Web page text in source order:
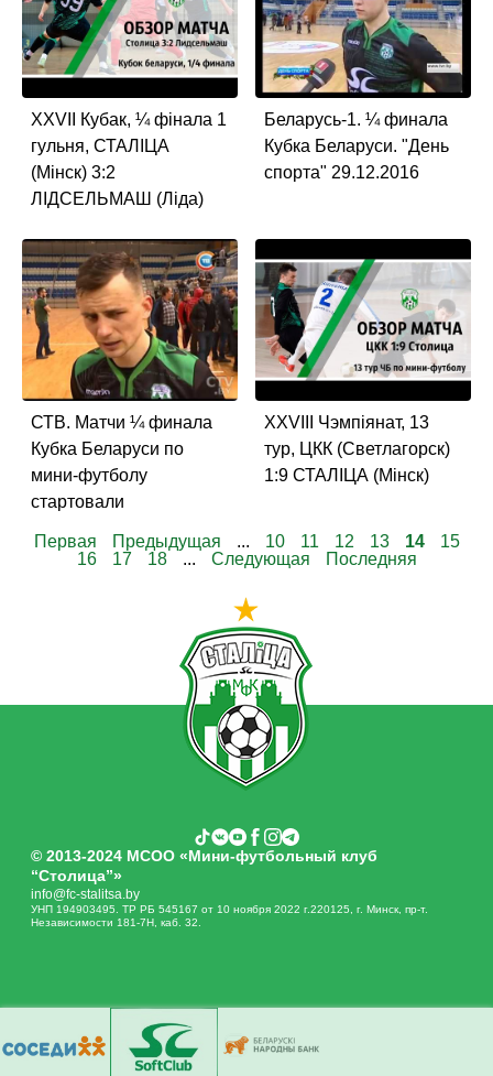
XXVII Кубак, ¼ фiнала 1
гульня, СТАЛIЦА
(Мiнск) 3:2
ЛIДСЕЛЬМАШ (Лiда)
Беларусь-1. ¼ финала
Кубка Беларуси. "День
спорта" 29.12.2016
СТВ. Матчи ¼ финала
Кубка Беларуси по
мини-футболу
стартовали
XXVIII Чэмпiянат, 13
тур, ЦКК (Светлагорск)
1:9 СТАЛIЦА (Мiнск)
Первая Предыдущая ... 10 11 12 13 14
15
16
17 18 ... Следующая Последняя
© 2013-2024 МСОО «Мини-футбольный клуб
“Столица”»
info@fc-stalitsa.by
УНП 194903495. ТР РБ 545167 от 10 ноября 2022 г.220125, г. Минск, пр-т.
Независимости 181-7Н, каб. 32.